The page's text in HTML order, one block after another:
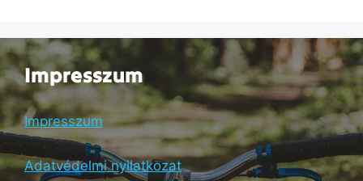
Impresszum
Impresszum
Adatvédelmi nyilatkozat